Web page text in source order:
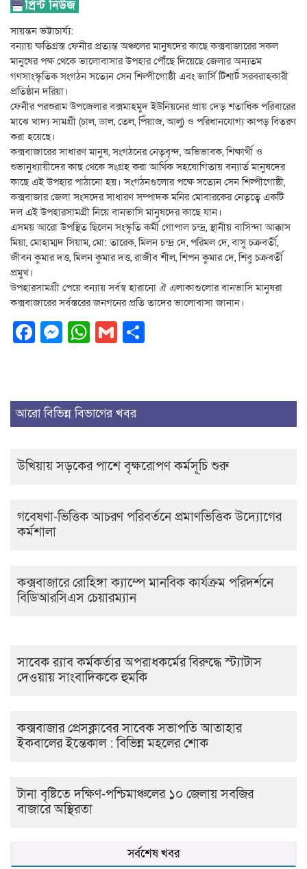
সায়ন্তন ভট্টাচার্য্য:
বন্যায় ক্ষতিগ্রস্ত ফেনীর প্রত্যন্ত অঞ্চলের মানুষদের কাছে কক্সবাজারের সকল
মানুষের পক্ষ থেকে ভালোবাসার উপহার পৌঁছে দিয়েছে জেলার অন্যতম
গণসাংস্কৃতিক সংগঠন সত্যেন সেন শিল্পীগোষ্ঠী এবং জার্সি টিশার্ট সরবরাহকারী
প্রতিষ্ঠান দরিয়া।
ফেনীর পরশুরাম উপজেলার বক্সমাহমুদ ইউনিয়নের প্রায় দেড় শতাধিক পরিবারের
মাঝে খাদ্য সামগ্রী (চাল, ডাল, তেল, পিঁয়াজ, আলু) ও পরিধানযোগ্য কাপড় বিতরণ
করা হয়েছে।
কক্সবাজারের সাধারণ মানুষ, সংগঠনের নেতৃবৃন্দ, অভিভাবক, শিক্ষার্থী ও
শুভানুধ্যায়ীদের কাছ থেকে সংগ্রহ করা আর্থিক সহযোগিতায় বন্যার্ত মানুষদের
কাছে এই উপহার পাঠানো হয়। সংগঠনগুলোর পক্ষে সত্যেন সেন শিল্পীগোষ্ঠী,
কক্সবাজার জেলা সংসদের সাধারণ সম্পাদক মনির মোবারকের নেতৃত্বে একটি
দল এই উপহারসামগ্রী নিয়ে বানভাসি মানুষদের কাছে যান।
এসময় আরো উপস্থিত ছিলেন সংস্কৃতি কর্মী গোপাল চন্দ্র, স্থানীয় বাসিন্দা আক্কাস
মিয়া, মোহাম্মদ সিয়াম, মো: তারেক, মিলন চন্দ্র দে, পরিমল দে, বাসু চক্রবর্তী,
জীবন কুমার দত্ত, মিলন কুমার দত্ত, রাজীব শীল, শিপন কুমার দে, শিবু চক্রবর্তী
প্রমুখ।
উপহারসামগ্রী পেয়ে বন্যায় সর্বস্ব হারানো ঐ এলাকাগুলোর বানভাসি মানুষরা
কক্সবাজারের সর্বস্তরের জনগনের প্রতি তাদের ভালোবাসা জানান।
Facebook
Messenger
WhatsApp
Gmail
আরো বিভিন্ন বিভাগের খবর
উখিয়ায় সড়কের পাশে বৃক্ষরোপণ কর্মসূচি শুরু
গবেষণা-ভিত্তিক আচরণ পরিবর্তনে প্রমাণভিত্তিক উদ্যোগের
কর্মশালা
কক্সবাজারে রোহিঙ্গা ক্যাম্পে মানবিক কার্যক্রম পরিদর্শনে
বিডিআরসিএস চেয়ারম্যান
সাবেক র‍্যাব কর্মকর্তার অপরাধকর্মের বিরুদ্ধে স্ট্যাটাস
দেওয়ায় সাংবাদিককে হুমকি
কক্সবাজার প্রেসক্লাবের সাবেক সভাপতি আতাহার
ইকবালের ইন্তেকাল : বিভিন্ন মহলের শোক
টানা বৃষ্টিতে দক্ষিণ-পশ্চিমাঞ্চলের ১০ জেলায় সবজির
বাজারে অস্থিরতা
সর্বশেষ খবর